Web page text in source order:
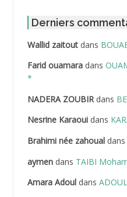
ABDAT Amar
ABDEDDAIM Hamid
ABDELAZIZ Mohamed
ABDELHAFID Lakhdar
ABDELLI Mohamed
Derniers
Wallid zaitoutdans
Farid ouamaradans
*
NADERA ZOUBIRdans
Nesrine Karaouidans
Brahimi née zahoualdans
aymendans TAIBI
Amara Adouldans